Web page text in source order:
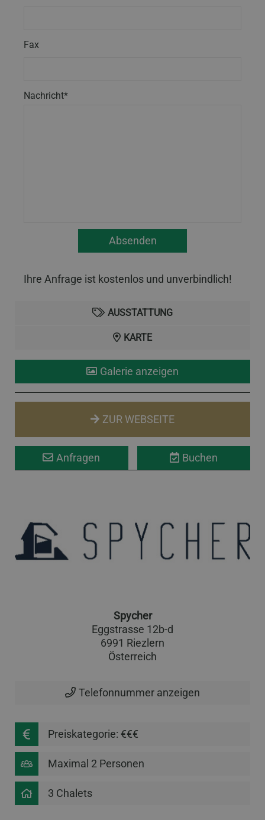
Fax
Nachricht*
Ihre Anfrage ist kostenlos und unverbindlich!
AUSSTATTUNG
KARTE
Galerie anzeigen
ZUR WEBSEITE
Anfragen Buchen
Spycher
Eggstrasse 12b-d
6991 Riezlern
Österreich
Telefonnummer anzeigen
Preiskategorie: €€€
Maximal 2 Personen
3 Chalets